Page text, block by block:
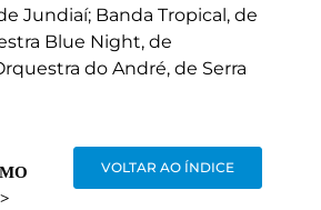
Jundiaí; Banda Tropical, de
Blue Night, de
do André, de Serra
VOLTAR AO ÍNDICE